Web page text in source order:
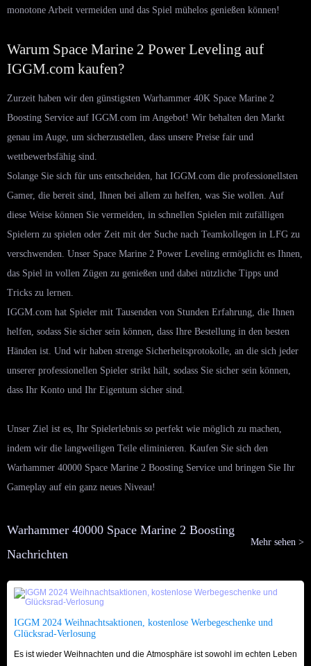
monotone Arbeit vermeiden und das Spiel mühelos genießen können!
Warum Space Marine 2 Power Leveling auf
IGGM.com kaufen?
Zurzeit haben wir den günstigsten Warhammer 40K Space Marine 2
Boosting Service auf IGGM.com im Angebot! Wir behalten den Markt
genau im Auge, um sicherzustellen, dass unsere Preise fair und
wettbewerbsfähig sind.
Solange Sie sich für uns entscheiden, hat IGGM.com die professionellsten
Gamer, die bereit sind, Ihnen bei allem zu helfen, was Sie wollen. Auf
diese Weise können Sie vermeiden, in schnellen Spielen mit zufälligen
Spielern zu spielen oder Zeit mit der Suche nach Teamkollegen in LFG zu
verschwenden. Unser Space Marine 2 Power Leveling ermöglicht es Ihnen,
das Spiel in vollen Zügen zu genießen und dabei nützliche Tipps und
Tricks zu lernen.
IGGM.com hat Spieler mit Tausenden von Stunden Erfahrung, die Ihnen
helfen, sodass Sie sicher sein können, dass Ihre Bestellung in den besten
Händen ist. Und wir haben strenge Sicherheitsprotokolle, an die sich jeder
unserer professionellen Spieler strikt hält, sodass Sie sicher sein können,
dass Ihr Konto und Ihr Eigentum sicher sind.
Unser Ziel ist es, Ihr Spielerlebnis so perfekt wie möglich zu machen,
indem wir die langweiligen Teile eliminieren. Kaufen Sie sich den
Warhammer 40000 Space Marine 2 Boosting Service und bringen Sie Ihr
Gameplay auf ein ganz neues Niveau!
Warhammer 40000 Space Marine 2 Boosting
Nachrichten
Mehr sehen >
IGGM 2024 Weihnachtsaktionen, kostenlose Werbegeschenke und
Glücksrad-Verlosung
Es ist wieder Weihnachten und die Atmosphäre ist sowohl im echten Leben